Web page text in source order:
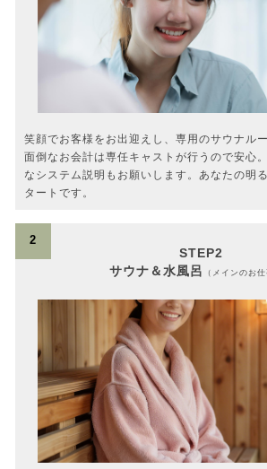
笑顔でお客様をお出迎えし、専用のサウナル
面倒なお会計は専任キャストが行うので安心
なシステム説明もお願いします。あなたの明
タートです。
2
STEP2
サウナ＆水風呂
（メインのお仕